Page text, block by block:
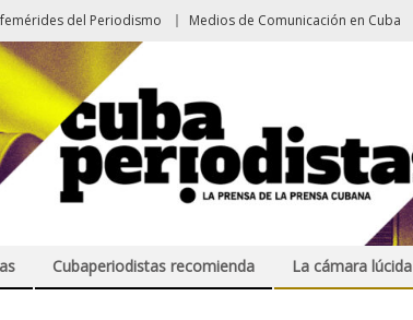
del Periodismo Medios de Comunicación en Cuba
Cubaperiodistas recomienda La cámara lúcida